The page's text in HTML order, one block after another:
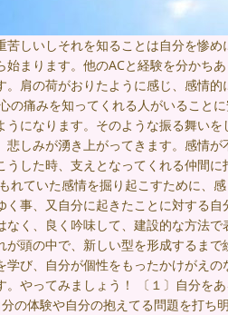
しいしそれを知ることは自分を惨め
まります。他のACと経験を分かち
肩の荷がおりたように感じ、感情
の痛みを知ってくれる人がいること
になります。そのような振る舞いを
しみが湧き上がってきます。感情
した時、支えとなってくれる仲間に
れていた感情を掘り起こすために、
事、又自分に起きたことに対する
く、良く吟味して、建設的な方法
頭の中で、新しい型を形成するま
び、自分が個性をもったかけがえ
やってみましょう！ 〔１〕自分をあ
の体験や自分の抱えてる問題を打ち